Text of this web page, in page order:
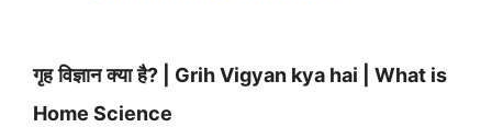
गृह विज्ञान क्या है? | Grih Vigyan kya hai | What is
Home Science